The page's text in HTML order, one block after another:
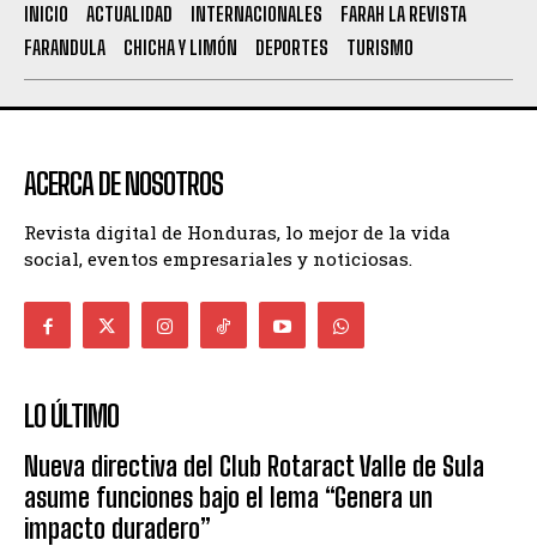
INICIO ACTUALIDAD INTERNACIONALES
FARAH LA REVISTA
FARANDULA
CHICHA Y LIMÓN DEPORTES TURISMO
ACERCA DE NOSOTROS
Revista digital de Honduras, lo mejor de la vida
social, eventos empresariales y noticiosas.
LO ÚLTIMO
Nueva directiva del Club Rotaract Valle de Sula
asume funciones bajo el lema “Genera un
impacto duradero”